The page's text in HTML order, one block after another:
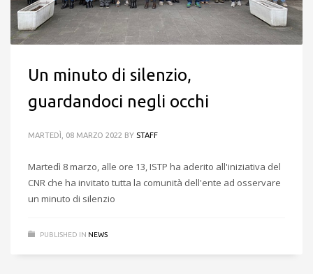
Un minuto di silenzio,
guardandoci negli occhi
MARTEDÌ, 08 MARZO 2022 BY STAFF
Martedì 8 marzo, alle ore 13, ISTP ha aderito all'iniziativa del
CNR che ha invitato tutta la comunità dell'ente ad osservare
un minuto di silenzio
PUBLISHED IN NEWS